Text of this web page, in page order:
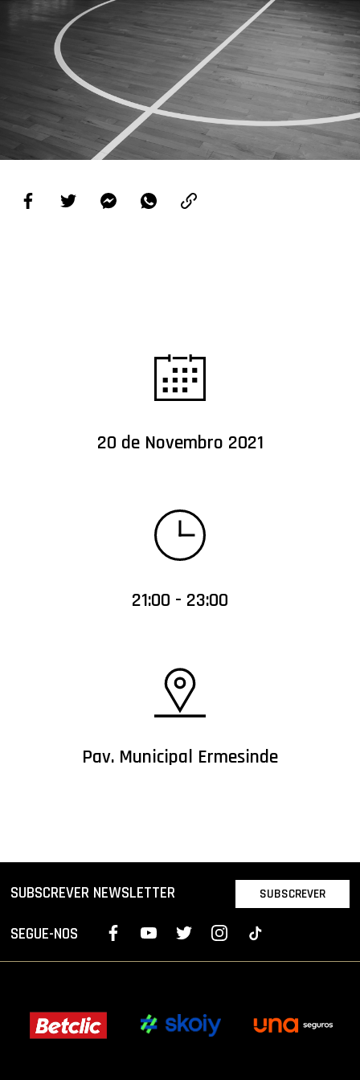
PROJETOS
LIGA BETCLIC MASCULINA
LIGA BETCLIC FEMININA
20 de Novembro 2021
21:00 - 23:00
Pav. Municipal Ermesinde
SUBSCREVER NEWSLETTER SUBSCREVER
SEGUE-NOS